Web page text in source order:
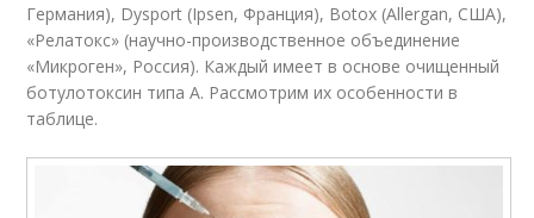
Германия), Dysport (Ipsen, Франция), Botox (Allergan, США),
«Релатокс» (научно-производственное объединение
«Микроген», Россия). Каждый имеет в основе очищенный
ботулотоксин типа А. Рассмотрим их особенности в
таблице.